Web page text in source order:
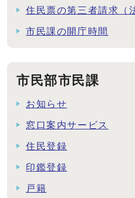
住民票の第三者請求（
市民課の開庁時間
市民部市民課
お知らせ
窓口案内サービス
住民登録
印鑑登録
戸籍